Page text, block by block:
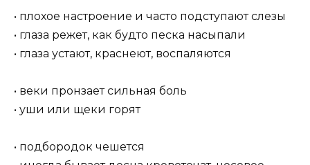
• плохое настроение и часто подступают слезы
• глаза режет, как будто песка насыпали
• глаза устают, краснеют, воспаляются
• веки пронзает сильная боль
• уши или щеки горят
• подбородок чешется